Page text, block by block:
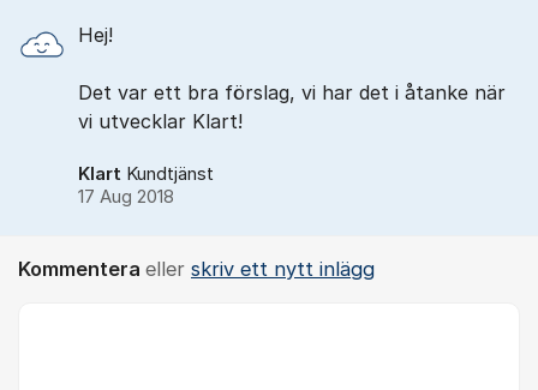
Hej!
Det var ett bra förslag, vi har det i åtanke när
vi utvecklar Klart!
Klart Kundtjänst
17 Aug 2018
Kommentera eller skriv ett nytt inlägg